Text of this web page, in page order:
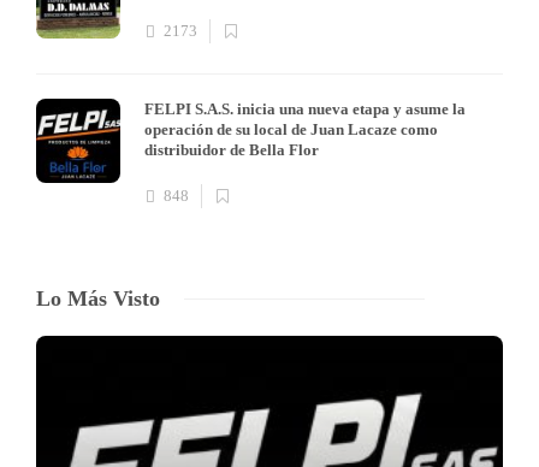
2173
FELPI S.A.S. inicia una nueva etapa y asume la
operación de su local de Juan Lacaze como
distribuidor de Bella Flor
848
Lo Más Visto